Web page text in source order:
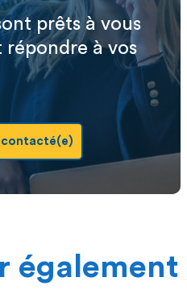
prêts à vous
à vos
également